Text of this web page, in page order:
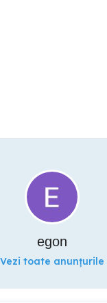
egon
Vezi toate anunțurile